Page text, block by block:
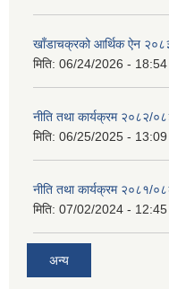
खाँडाचक्रको आर्थिक ऐन
मिति: 06/24/2026 - 18:54
नीति तथा कार्यक्रम २०८२/
मिति: 06/25/2025 - 13:09
नीति तथा कार्यक्रम २०८१/
मिति: 07/02/2024 - 12:45
अन्य